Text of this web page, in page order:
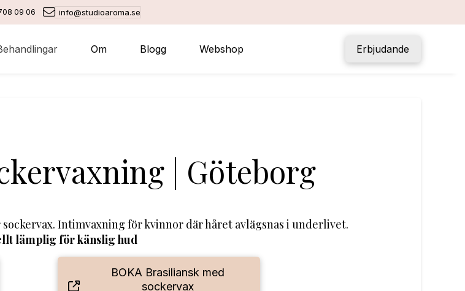
09 06 info@studioaroma.se
Om Blogg Webshop Erbjudande
| Göteborg
Intimvaxning för kvinnor där håret avlägsnas i underlivet.
lämplig för känslig hud
BOKA Brasiliansk med
sockervax